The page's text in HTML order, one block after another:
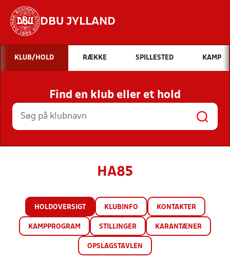
DBU JYLLAND
Hvad vil du søge efter?
INDHOLD OG NYHEDER
STILLINGER, RESULTATER, KLUBBER OG
HOLD
KLUB/HOLD RÆKKE SPILLESTED KAMP
Find en klub eller et hold
HA85
HOLDOVERSIGT KLUBINFO KONTAKTER
KAMPPROGRAM STILLINGER KARANTÆNER
OPSLAGSTAVLEN